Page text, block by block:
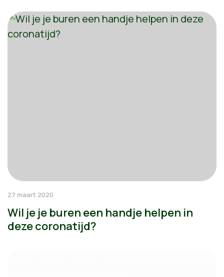
27 maart 2020
Wil je je buren een handje helpen in
deze coronatijd?